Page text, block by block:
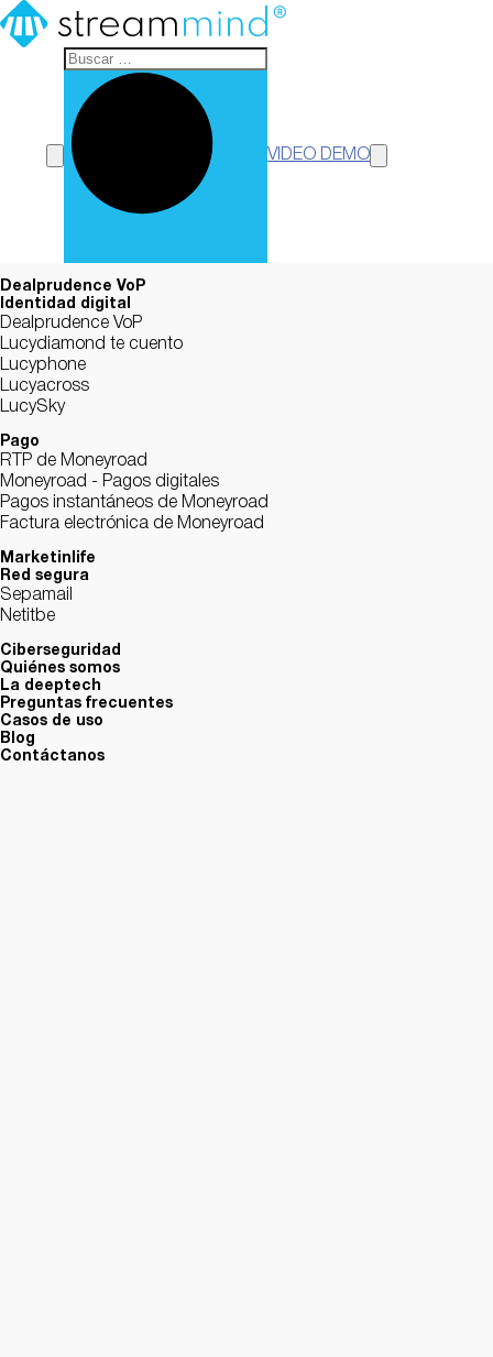
StreamMind
VIDEO DEMO
Dealprudence VoP
Identidad digital
Dealprudence VoP
Lucydiamond te cuento
Lucyphone
Lucyacross
LucySky
Pago
RTP de Moneyroad
Moneyroad - Pagos digitales
Pagos instantáneos de Moneyroad
Factura electrónica de Moneyroad
Marketinlife
Red segura
Sepamail
Netitbe
Ciberseguridad
Quiénes somos
La deeptech
Preguntas frecuentes
Casos de uso
Blog
Contáctanos